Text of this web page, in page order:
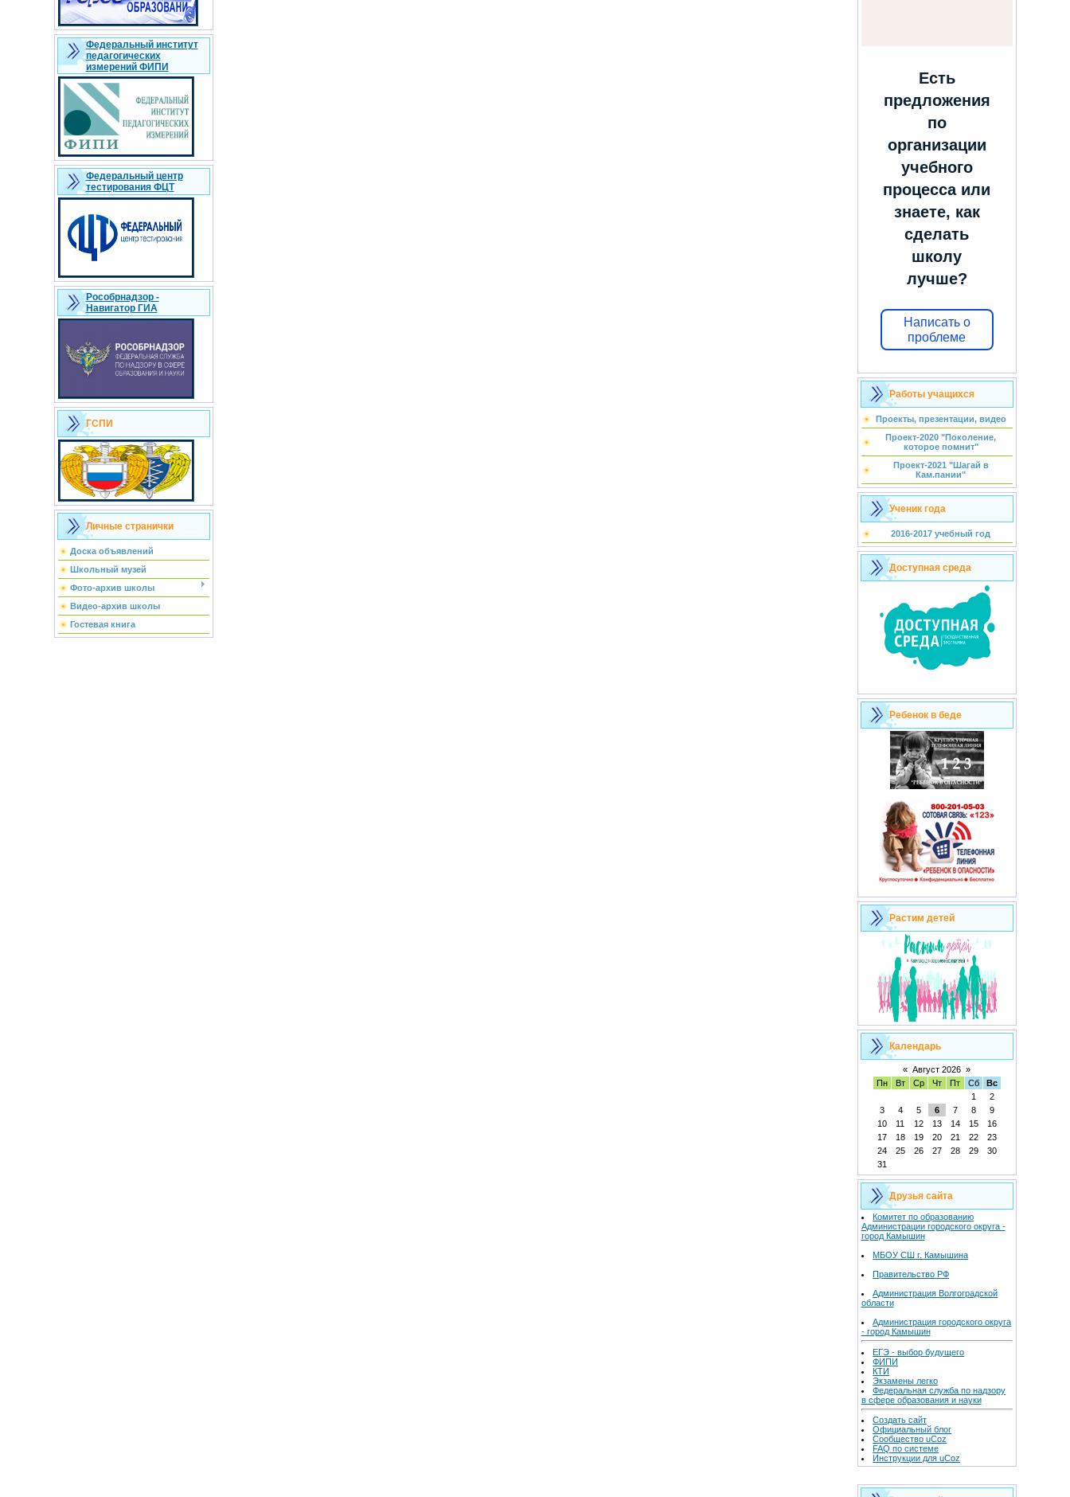
Федеральный институт
педагогических
измерений ФИПИ
Федеральный центр
тестирования ФЦТ
Рособрнадзор -
Навигатор ГИА
ГСПИ
Личные странички
Доска объявлений
Школьный музей
Фото-архив школы
Видео-архив школы
Гостевая книга
Есть
предложения
по
организации
учебного
процесса или
знаете, как
сделать
школу
лучше?
Написать о
проблеме
Работы учащихся
Проекты, презентации, видео
Проект-2020 "Поколение,
которое помнит"
Проект-2021 "Шагай в
Кам.пании"
Ученик года
2016-2017 учебный год
Доступная среда
Ребенок в беде
Растим детей
Календарь
« Август 2026 »
Пн
Вт Ср Чт Пт Сб
Вс
1
2
3
4 5 6 7 8
9
10
11 12 13 14 15
16
17
18 19 20 21 22
23
24
25 26 27 28 29
30
31
Друзья сайта
Комитет по образованию
Администрации городского округа -
город Камышин
МБОУ СШ г. Камышина
Правительство РФ
Администрация Волгоградской
области
Администрация городского округа
- город Камышин
ЕГЭ - выбор будущего
ФИПИ
КТИ
Экзамены легко
Федеральная служба по надзору
в сфере образования и науки
Создать сайт
Официальный блог
Сообщество uCoz
FAQ по системе
Инструкции для uCoz